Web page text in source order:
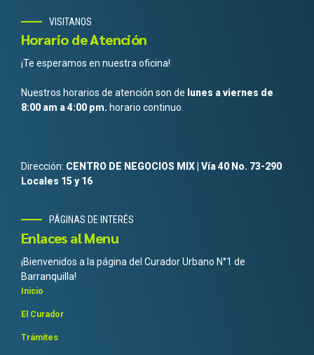
VISITANOS
Horario de Atención
¡Te esperamos en nuestra oficina!
Nuestros horarios de atención son de lunes a viernes de
8:00 am a 4:00 pm. horario continuo.
Dirección: CENTRO DE NEGOCIOS MIX | Vía 40 No. 73-290
Locales 15 y 16
PÁGINAS DE INTERÉS
Enlaces al Menu
¡Bienvenidos a la página del Curador Urbano N°1 de
Barranquilla!
Inicio
El Curador
Trámites